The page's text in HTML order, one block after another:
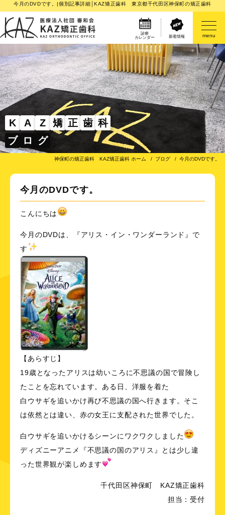
今月のDVDです。|個別記事詳細│KAZ矯正歯科 東京都千代田区神保町の矯正歯科
診療
カレンダー
新着情報 menu
K A Z 矯 正 歯 科
ブ ロ グ
神保町の矯正歯科 KAZ矯正歯科 ホーム ブログ 今月のDVDです。
今月のDVDです。
こんにちは
今月のDVDは、『アリス・イン・ワンダーランド』で
す
【あらすじ】
19歳となったアリスは幼いころに不思議の国で冒険し
たことを忘れています。ある日、洋服を着た
白ウサギを追いかけ再び不思議の国へ行きます。そこ
は依然とは違い、赤の女王に支配された世界でした。
白ウサギを追いかけるシーンにワクワクしました
ディズニーアニメ『不思議の国のアリス』とは少し違
った世界観が楽しめます
千代田区神保町 KAZ矯正歯科
担当：受付
医院案内
矯正歯科治療のご案内
矯正装置のご紹介
その他